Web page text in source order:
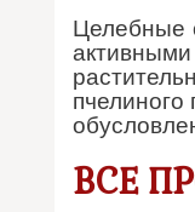
Целебные
ВСЕ